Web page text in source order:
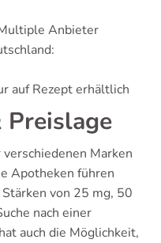
Anbieter
auf Rezept erhältlich
Marken
Apotheken führen
von 25 mg, 50
nach einer
auch die Möglichkeit,